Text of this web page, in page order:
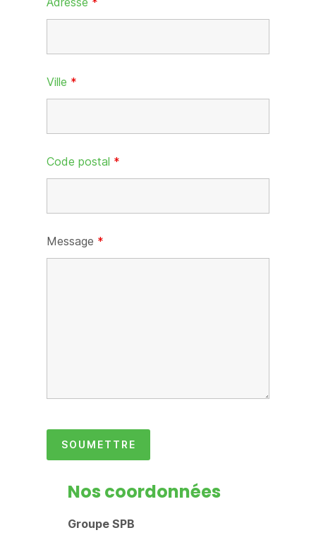
Ville *
Code postal *
Message *
Nos coordonnées
Groupe SPB